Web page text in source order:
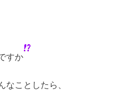
すか
なことしたら、